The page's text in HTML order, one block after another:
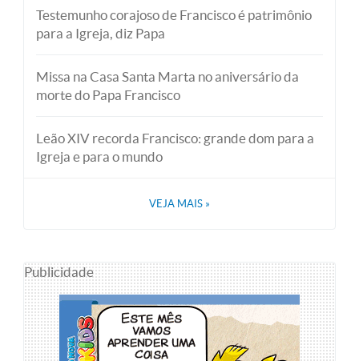
Testemunho corajoso de Francisco é patrimônio
para a Igreja, diz Papa
Missa na Casa Santa Marta no aniversário da
morte do Papa Francisco
Leão XIV recorda Francisco: grande dom para a
Igreja e para o mundo
VEJA MAIS »
Publicidade